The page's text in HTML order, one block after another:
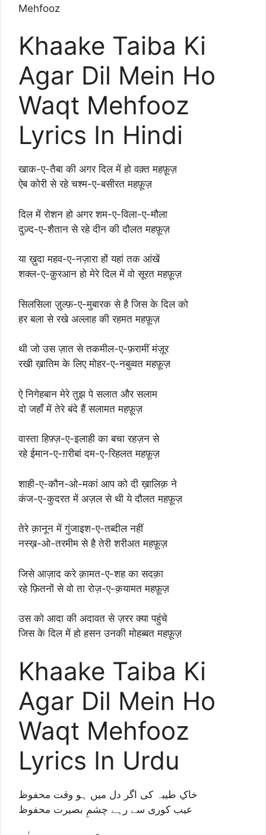
Mehfooz
Khaake Taiba Ki
Agar Dil Mein Ho
Waqt Mehfooz
Lyrics In Hindi
खाक-ए-तैबा की अगर दिल में हो वक़्त महफ़ूज़
ऐब कोरी से रहे चश्म-ए-बसीरत महफ़ूज़
दिल में रोशन हो अगर शम-ए-विला-ए-मौला
दुज़्द-ए-शैतान से रहे दीन की दौलत महफ़ूज़
या ख़ुदा महव-ए-नज़ारा हों यहां तक आंखें
शक्ल-ए-क़ुरआन हो मेरे दिल में वो सूरत महफ़ूज़
सिलसिला ज़ुल्फ़-ए-मुबारक से है जिस के दिल को
हर बला से रखे अल्लाह की रहमत महफ़ूज़
थी जो उस ज़ात से तकमील-ए-फ़रामीं मंज़ूर
रखी ख़ातिम के लिए मोहर-ए-नबुव्वत महफ़ूज़
ऐ निगेहबान मेरे तुझ पे सलात और सलाम
दो जहाँ में तेरे बंदे हैं सलामत महफ़ूज़
वास्ता हिफ़्ज़-ए-इलाही का बचा रहज़न से
रहे ईमान-ए-ग़रीबां दम-ए-रिहलत महफ़ूज़
शाही-ए-कौन-ओ-मकां आप को दी ख़ालिक़ ने
कंज-ए-कुदरत में अज़ल से थी ये दौलत महफ़ूज़
तेरे क़ानून में गुंजाइश-ए-तब्दील नहीं
नस्ख़-ओ-तरमीम से है तेरी शरीअत महफ़ूज़
जिसे आज़ाद करे क़ामत-ए-शह का सदक़ा
रहे फ़ितनों से वो ता रोज़-ए-क़यामत महफ़ूज़
उस को आदा की अदावत से ज़रर क्या पहुंचे
जिस के दिल में हो हसन उनकी मोहब्बत महफ़ूज़
Khaake Taiba Ki
Agar Dil Mein Ho
Waqt Mehfooz
Lyrics In Urdu
خاکِ طیبہ کی اگر دل میں ہو وقت محفوظ
عیب کوری سے رہے چشمِ بصیرت محفوظ